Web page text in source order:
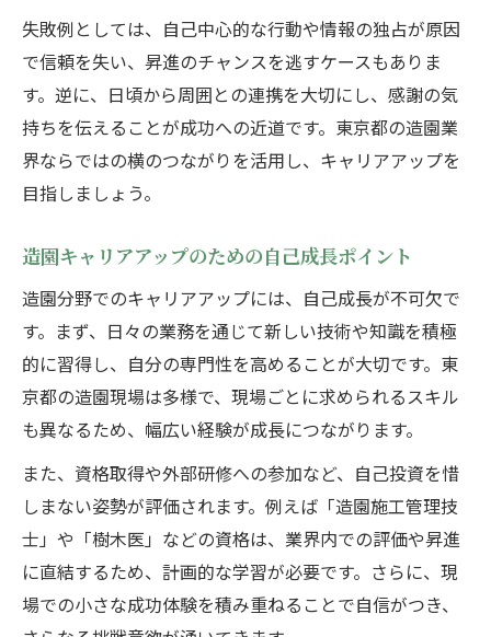
失敗例としては、自己中心的な行動や情報の独占が原因
で信頼を失い、昇進のチャンスを逃すケースもありま
す。逆に、日頃から周囲との連携を大切にし、感謝の気
持ちを伝えることが成功への近道です。東京都の造園業
界ならではの横のつながりを活用し、キャリアアップを
目指しましょう。
造園キャリアアップのための自己成長ポイント
造園分野でのキャリアアップには、自己成長が不可欠で
す。まず、日々の業務を通じて新しい技術や知識を積極
的に習得し、自分の専門性を高めることが大切です。東
京都の造園現場は多様で、現場ごとに求められるスキル
も異なるため、幅広い経験が成長につながります。
また、資格取得や外部研修への参加など、自己投資を惜
しまない姿勢が評価されます。例えば「造園施工管理技
士」や「樹木医」などの資格は、業界内での評価や昇進
に直結するため、計画的な学習が必要です。さらに、現
場での小さな成功体験を積み重ねることで自信がつき、